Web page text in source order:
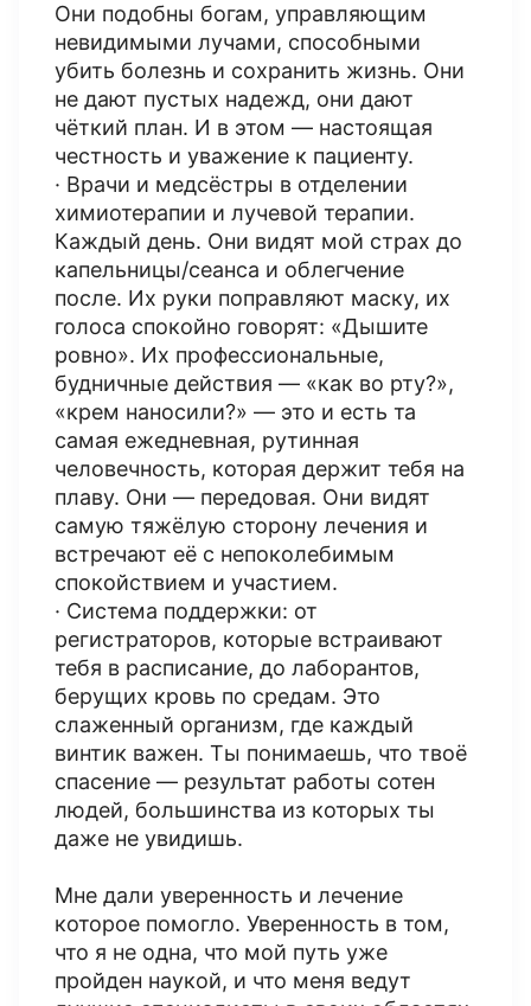
Они подобны богам, управляющим
невидимыми лучами, способными
убить болезнь и сохранить жизнь. Они
не дают пустых надежд, они дают
чёткий план. И в этом — настоящая
честность и уважение к пациенту.
· Врачи и медсёстры в отделении
химиотерапии и лучевой терапии.
Каждый день. Они видят мой страх до
капельницы/сеанса и облегчение
после. Их руки поправляют маску, их
голоса спокойно говорят: «Дышите
ровно». Их профессиональные,
будничные действия — «как во рту?»,
«крем наносили?» — это и есть та
самая ежедневная, рутинная
человечность, которая держит тебя на
плаву. Они — передовая. Они видят
самую тяжёлую сторону лечения и
встречают её с непоколебимым
спокойствием и участием.
· Система поддержки: от
регистраторов, которые встраивают
тебя в расписание, до лаборантов,
берущих кровь по средам. Это
слаженный организм, где каждый
винтик важен. Ты понимаешь, что твоё
спасение — результат работы сотен
людей, большинства из которых ты
даже не увидишь.
Мне дали уверенность и лечение
которое помогло. Уверенность в том,
что я не одна, что мой путь уже
пройден наукой, и что меня ведут